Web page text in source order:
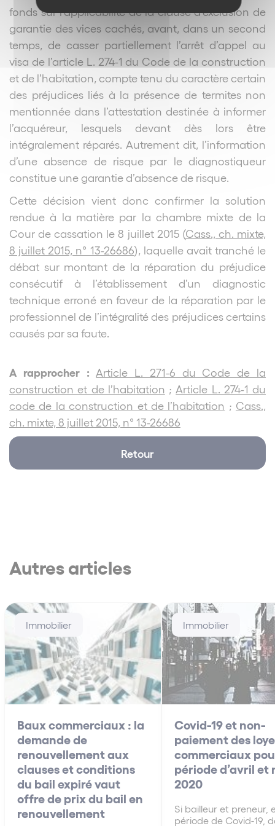
fonds sur l’applicabilité de la clause d’exclusion de
garantie des vices cachés, avant, dans un second
temps, de casser partiellement l’arrêt d’appel au
visa de l’article L. 274-1 du Code de la construction
et de l’habitation, compte tenu du caractère certain
des préjudices liés à la présence de termites non
mentionnée dans l’attestation destinée à informer
l’acquéreur, lesquels devant dès lors être
intégralement réparés. Autrement dit, l’information
d’une absence de risque par le diagnostiqueur
constitue une garantie d’absence de risque.
Cette décision vient donc confirmer la solution
rendue à la matière par la chambre mixte de la
Cour de cassation le 8 juillet 2015 (Cass., ch. mixte,
8 juillet 2015, n° 13-26686), laquelle avait tranché le
débat sur montant de la réparation du préjudice
consécutif à l’établissement d’un diagnostic
technique erroné en faveur de la réparation par le
professionnel de l’intégralité des préjudices certains
causés par sa faute.
A rapprocher : Article L. 271-6 du Code de la
construction et de l’habitation ; Article L. 274-1 du
code de la construction et de l’habitation ; Cass.,
ch. mixte, 8 juillet 2015, n° 13-26686
Retour
Autres articles
Immobilier
Baux commerciaux : la
demande de
renouvellement aux
clauses et conditions
du bail expiré vaut
offre de prix du bail en
renouvellement
Immobilier
Covid-19 et non-
paiement des
commerciaux
période d’avril et
2020
Si bailleur et preneur,
période de Covid-19,